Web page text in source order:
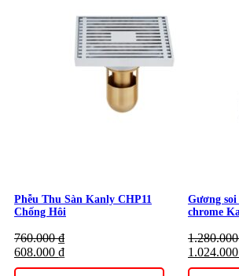
Phễu Thu Sàn Kanly CHP11
Chống Hôi
760.000₫
608.000 ₫
Gương
chrome
1.024.000